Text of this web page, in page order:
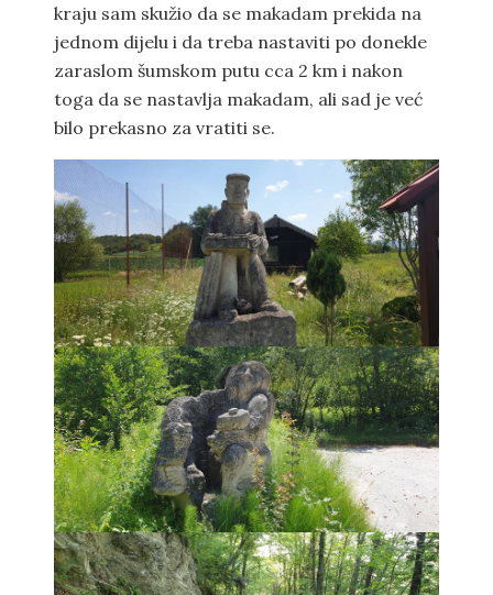
kraju sam skužio da se makadam prekida na
jednom dijelu i da treba nastaviti po donekle
zaraslom šumskom putu cca 2 km i nakon
toga da se nastavlja makadam, ali sad je već
bilo prekasno za vratiti se.